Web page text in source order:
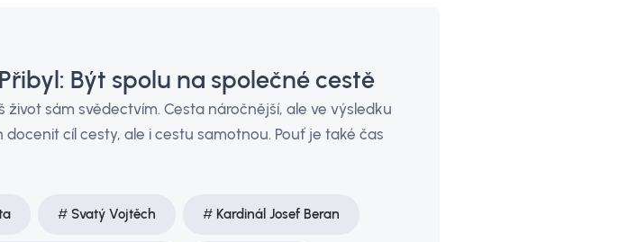
Být spolu na společné cestě
sám svědectvím. Cesta náročnější, ale ve výsledku
cíl cesty, ale i cestu samotnou. Pouť je také čas
Svatý Vojtěch Kardinál Josef Beran